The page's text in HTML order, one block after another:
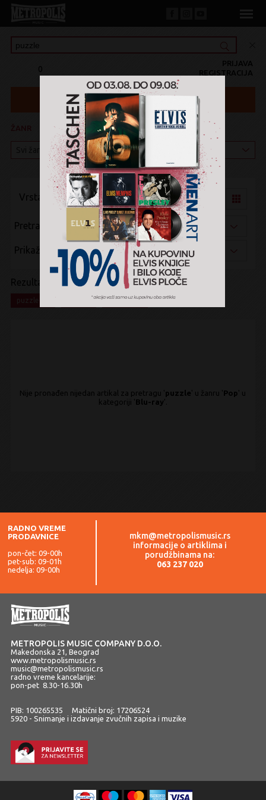
0 REGISTRACIJA
PRIJAVA
KATEGORIJA
Vrsta pregleda:
Pretraži po:
Prikaži po:
Rezultati pretrage:
Blu-ray x
Nije pronađen nijedan artikal za pretragu 'puzzle' u žanru 'Pop' u
kategoriji 'Blu-ray'.
RADNO VREME
PRODAVNICE
pon-čet: 09-00h
pet-sub: 09-01h
nedelja: 09-00h
mkm@metropolismusic.rs
informacije o artiklima i
porudžbinama na:
063 237 020
METROPOLIS MUSIC COMPANY D.O.O.
Makedonska 21, Beograd
www.metropolismusic.rs
music@metropolismusic.rs
radno vreme kancelarije:
pon-pet 8.30-16.30h
PIB: 100265535 Matični broj: 17206524
5920 - Snimanje i izdavanje zvučnih zapisa i muzike